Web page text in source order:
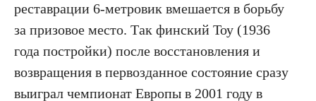
реставрации 6-метровик вмешается в борьбу
за призовое место. Так финский Тоу (1936
года постройки) после восстановления и
возвращения в первозданное состояние сразу
выиграл чемпионат Европы в 2001 году в